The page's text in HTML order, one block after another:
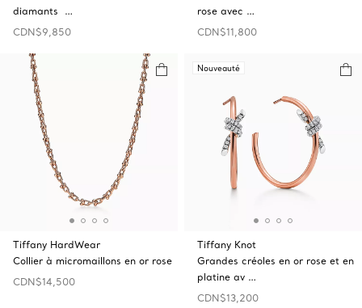
diamants …
CDN$9,850
rose avec …
CDN$11,800
Tiffany HardWear
Collier à micromaillons en or rose
CDN$14,500
Nouveauté
Tiffany Knot
Grandes créoles en or rose et en
platine av …
CDN$13,200